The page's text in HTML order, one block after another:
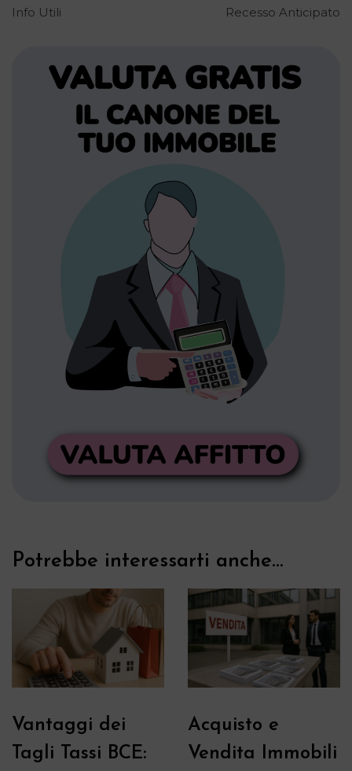
Info Utili
Recesso Anticipato
Potrebbe interessarti anche...
Vantaggi dei
Tagli Tassi BCE:
Acquisto e
Vendita Immobili